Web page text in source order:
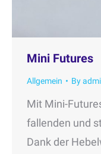
Mini Futures
Allgemein By
Mit Mini-
fallenden und
Dank der